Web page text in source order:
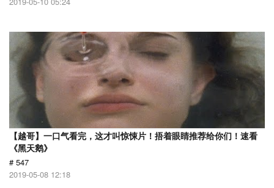
【越哥】一口气看完，这才叫惊悚片！捂着眼睛推荐给你们！速看
《黑天鹅》
# 547
2019-05-08 12:18